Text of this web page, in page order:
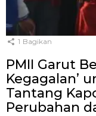
1 Bagikan
PMII Garut
Kegagalan’
Tantang
Perubahan